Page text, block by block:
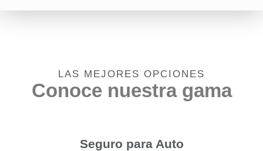
LAS MEJORES OPCIONES
Conoce nuestra gama
Seguro para Auto